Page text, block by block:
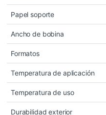
Papel soporte
Ancho de bobina
Formatos
Temperatura de aplicación
Temperatura de uso
Durabilidad exterior